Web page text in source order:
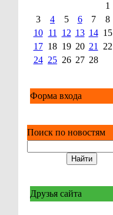
1
3
4 5 6 7 8
10
11 12 13 14 15
17 18 19 20 21 22
24 25 26 27 28
Форма входа
Поиск по новостям
Друзья сайта